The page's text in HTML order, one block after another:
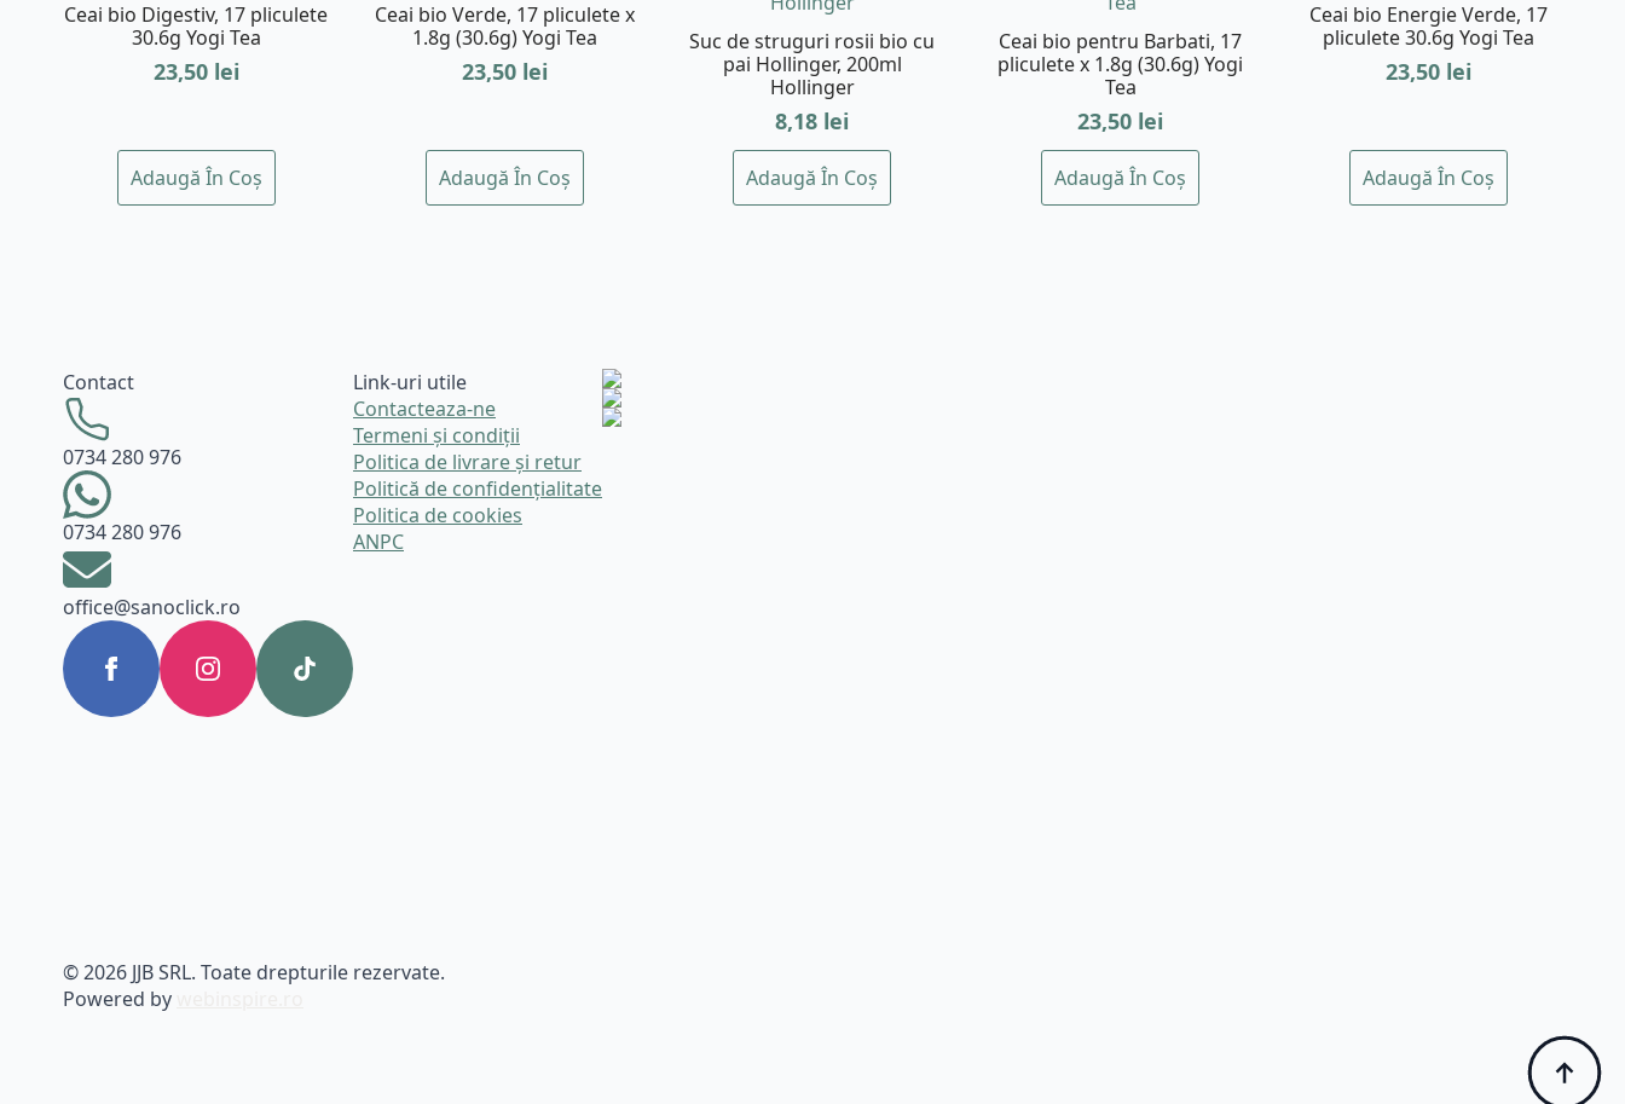
Ceai bio Digestiv, 17 pliculete
30.6g Yogi Tea
23,50 lei
Adaugă În Coș
Ceai bio Verde, 17 pliculete x
1.8g (30.6g) Yogi Tea
23,50 lei
Adaugă În Coș
Suc de struguri rosii bio cu
pai Hollinger, 200ml
Hollinger
8,18 lei
Adaugă În Coș
Ceai bio pentru Barbati, 17
pliculete x 1.8g (30.6g) Yogi
Tea
23,50 lei
Adaugă În Coș
Ceai bio Energie Verde, 17
pliculete 30.6g Yogi Tea
23,50 lei
Adaugă În Coș
Contact
0734 280 976
0734 280 976
office@sanoclick.ro
Link-uri utile
Contacteaza-ne
Termeni și condiții
Politica de livrare și retur
Politică de confidențialitate
Politica de cookies
ANPC
© 2026 JJB SRL. Toate drepturile rezervate.
Powered by